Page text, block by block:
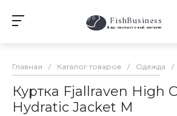
FishBusiness
Ваш нахлыстовый магазин
Главная / Каталог товаров / Одежда /
Куртка Fjallraven High
Hydratic Jacket M